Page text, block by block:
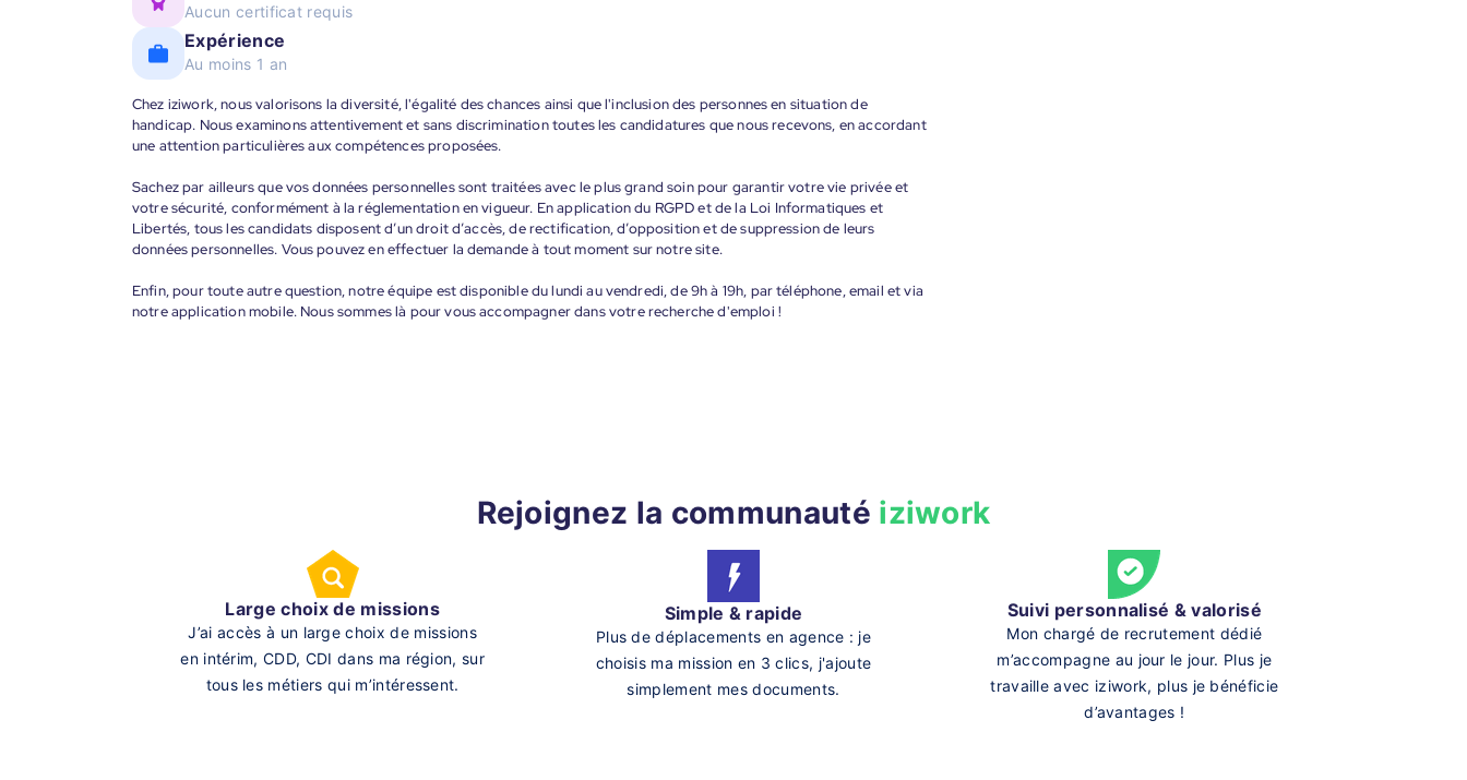
Aucun certificat requis
Expérience
Au moins 1 an
Chez iziwork, nous valorisons la diversité, l'égalité des chances ainsi que l'inclusion des personnes en situation de
handicap. Nous examinons attentivement et sans discrimination toutes les candidatures que nous recevons, en accordant
une attention particulières aux compétences proposées.
Sachez par ailleurs que vos données personnelles sont traitées avec le plus grand soin pour garantir votre vie privée et
votre sécurité, conformément à la réglementation en vigueur. En application du RGPD et de la Loi Informatiques et
Libertés, tous les candidats disposent d’un droit d’accès, de rectification, d’opposition et de suppression de leurs
données personnelles. Vous pouvez en effectuer la demande à tout moment sur notre site.
Enfin, pour toute autre question, notre équipe est disponible du lundi au vendredi, de 9h à 19h, par téléphone, email et via
notre application mobile. Nous sommes là pour vous accompagner dans votre recherche d'emploi !
Rejoignez la communauté iziwork
Large choix de missions
J’ai accès à un large choix de missions
en intérim, CDD, CDI dans ma région, sur
tous les métiers qui m’intéressent.
Simple & rapide
Plus de déplacements en agence : je
choisis ma mission en 3 clics, j'ajoute
simplement mes documents.
Suivi personnalisé & valorisé
Mon chargé de recrutement dédié
m’accompagne au jour le jour. Plus je
travaille avec iziwork, plus je bénéficie
d’avantages !